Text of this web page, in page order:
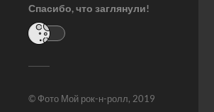
Спасибо, что заглянули!
© Фото Мой рок-н-ролл, 2019